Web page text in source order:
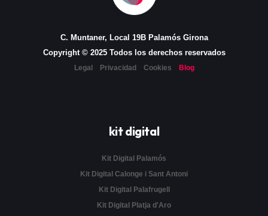
C. Muntaner, Local 19B Palamós Girona
Copyright © 2025 Todos los derechos reservados
Legal Privacidad Cookies Blog
kit digital
Kit Digital Palamós
Kit Digital Calonge i Sant Antoni
Kit Digital Palafrugell
Kit Digital Platja d'Aro